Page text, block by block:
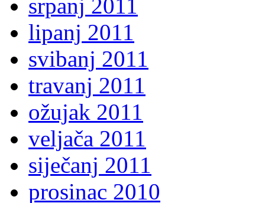
srpanj 2011
lipanj 2011
svibanj 2011
travanj 2011
ožujak 2011
veljača 2011
siječanj 2011
prosinac 2010